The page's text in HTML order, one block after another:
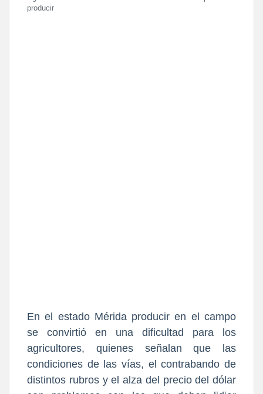
producir
En el estado Mérida producir en el campo
se convirtió en una dificultad para los
agricultores, quienes señalan que las
condiciones de las vías, el contrabando de
distintos rubros y el alza del precio del dólar